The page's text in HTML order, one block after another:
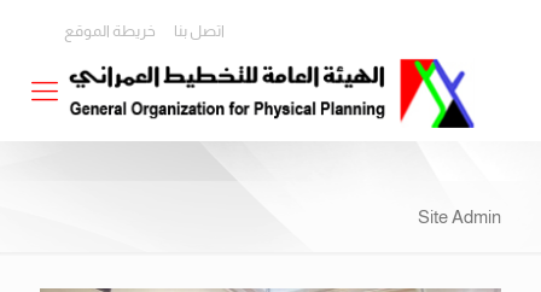
اتصل بنا خريطة الموقع
Site Admin